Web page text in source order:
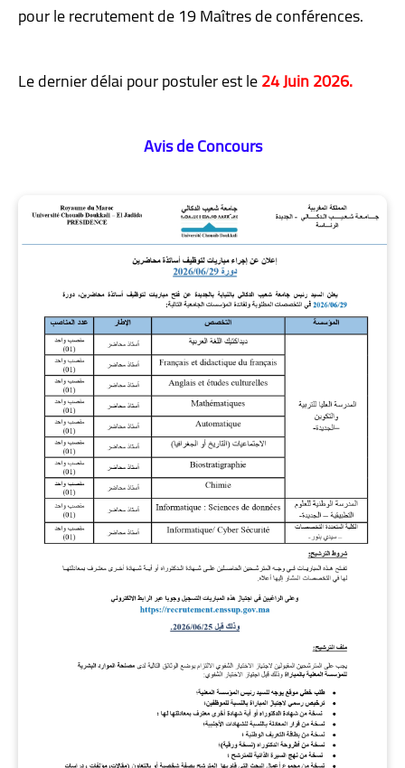
pour le recrutement de 19 Maîtres de conférences.
Le dernier délai pour postuler est le24 Juin 2026.
Avis de Concours